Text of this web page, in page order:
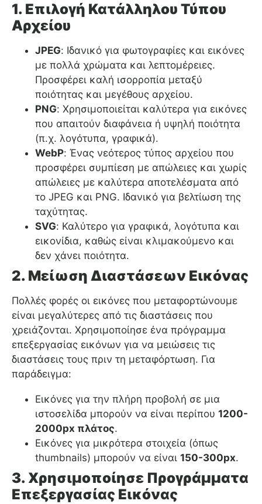
1. Επιλογή Κατάλληλου Τύπου
Αρχείου
JPEG: Ιδανικό για φωτογραφίες και εικόνες
με πολλά χρώματα και λεπτομέρειες.
Προσφέρει καλή ισορροπία μεταξύ
ποιότητας και μεγέθους αρχείου.
PNG: Χρησιμοποιείται καλύτερα για εικόνες
που απαιτούν διαφάνεια ή υψηλή ποιότητα
(π.χ. λογότυπα, γραφικά).
WebP: Ένας νεότερος τύπος αρχείου που
προσφέρει συμπίεση με απώλειες και χωρίς
απώλειες με καλύτερα αποτελέσματα από
το JPEG και PNG. Ιδανικό για βελτίωση της
ταχύτητας.
SVG: Καλύτερο για γραφικά, λογότυπα και
εικονίδια, καθώς είναι κλιμακούμενο και
δεν χάνει ποιότητα.
2. Μείωση Διαστάσεων Εικόνας
Πολλές φορές οι εικόνες που μεταφορτώνουμε
είναι μεγαλύτερες από τις διαστάσεις που
χρειάζονται. Χρησιμοποίησε ένα πρόγραμμα
επεξεργασίας εικόνων για να μειώσεις τις
διαστάσεις τους πριν τη μεταφόρτωση. Για
παράδειγμα:
Εικόνες για την πλήρη προβολή σε μια
ιστοσελίδα μπορούν να είναι περίπου 1200-
2000px πλάτος.
Εικόνες για μικρότερα στοιχεία (όπως
thumbnails) μπορούν να είναι 150-300px.
3. Χρησιμοποίησε Προγράμματα
Επεξεργασίας Εικόνας